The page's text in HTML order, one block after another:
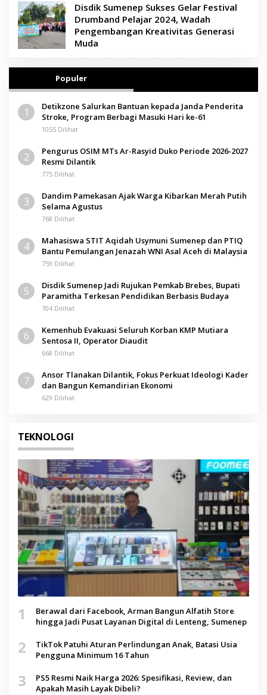
Disdik Sumenep Sukses Gelar Festival
Drumband Pelajar 2024, Wadah
Pengembangan Kreativitas Generasi
Muda
Populer
1
Detikzone Salurkan Bantuan kepada Janda Penderita
Stroke, Program Berbagi Masuki Hari ke-61
1055 Dilihat
2
Pengurus OSIM MTs Ar-Rasyid Duko Periode 2026-2027
Resmi Dilantik
775 Dilihat
3
Dandim Pamekasan Ajak Warga Kibarkan Merah Putih
Selama Agustus
768 Dilihat
4
Mahasiswa STIT Aqidah Usymuni Sumenep dan PTIQ
Bantu Pemulangan Jenazah WNI Asal Aceh di Malaysia
759 Dilihat
5
Disdik Sumenep Jadi Rujukan Pemkab Brebes, Bupati
Paramitha Terkesan Pendidikan Berbasis Budaya
704 Dilihat
6
Kemenhub Evakuasi Seluruh Korban KMP Mutiara
Sentosa II, Operator Diaudit
668 Dilihat
7
Ansor Tlanakan Dilantik, Fokus Perkuat Ideologi Kader
dan Bangun Kemandirian Ekonomi
629 Dilihat
TEKNOLOGI
1
Berawal dari Facebook, Arman Bangun Alfatih Store
hingga Jadi Pusat Layanan Digital di Lenteng, Sumenep
2
TikTok Patuhi Aturan Perlindungan Anak, Batasi Usia
Pengguna Minimum 16 Tahun
3
PS5 Resmi Naik Harga 2026: Spesifikasi, Review, dan
Apakah Masih Layak Dibeli?